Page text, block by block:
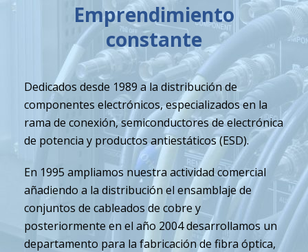
Emprendimiento
constante
Dedicados desde 1989 a la distribución de
componentes electrónicos, especializados en la
rama de conexión, semiconductores de electrónica
de potencia y productos antiestáticos (ESD).
En 1995 ampliamos nuestra actividad comercial
añadiendo a la distribución el ensamblaje de
conjuntos de cableados de cobre y
posteriormente en el año 2004 desarrollamos un
departamento para la fabricación de fibra óptica,